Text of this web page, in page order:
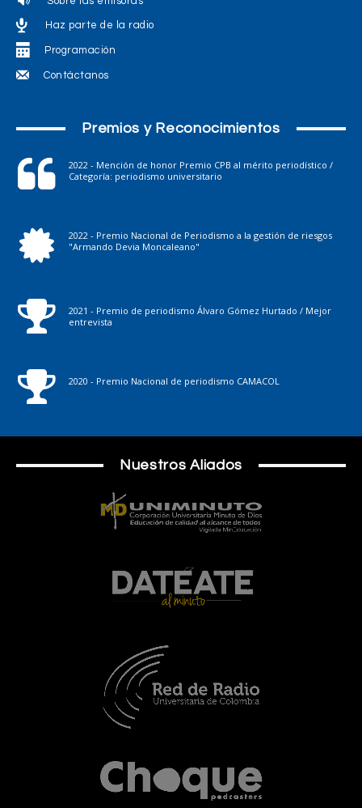
Haz parte de la radio
Programación
Contáctanos
Premios y Reconocimientos
2022 - Mención de honor Premio CPB al mérito periodístico /
Categoría: periodismo universitario
2022 - Premio Nacional de Periodismo a la gestión de riesgos
"Armando Devia Moncaleano"
2021 - Premio de periodismo Álvaro Gómez Hurtado / Mejor
entrevista
2020 - Premio Nacional de periodismo CAMACOL
Nuestros Aliados